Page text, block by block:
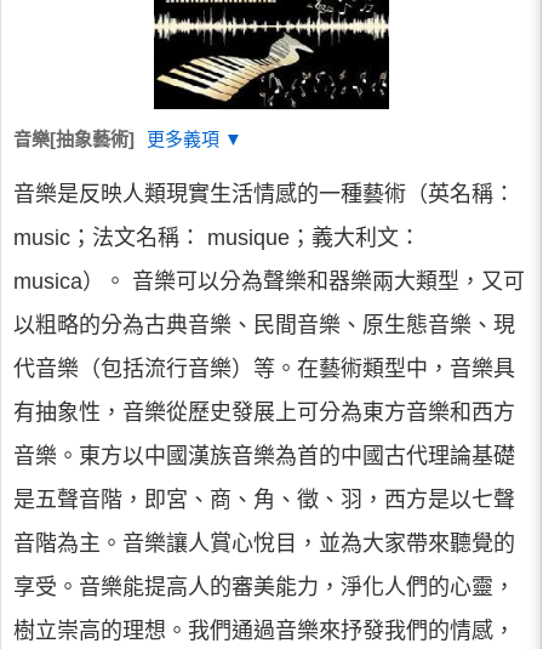
音樂[抽象藝術] 更多義項 ▼
音樂是反映人類現實生活情感的一種藝術（英名稱：
music；法文名稱： musique；義大利文：
musica）。 音樂可以分為聲樂和器樂兩大類型，又可
以粗略的分為古典音樂、民間音樂、原生態音樂、現
代音樂（包括流行音樂）等。在藝術類型中，音樂具
有抽象性，音樂從歷史發展上可分為東方音樂和西方
音樂。東方以中國漢族音樂為首的中國古代理論基礎
是五聲音階，即宮、商、角、徵、羽，西方是以七聲
音階為主。音樂讓人賞心悅目，並為大家帶來聽覺的
享受。音樂能提高人的審美能力，淨化人們的心靈，
樹立崇高的理想。我們通過音樂來抒發我們的情感，